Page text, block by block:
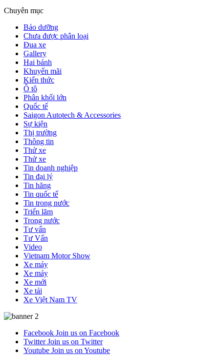
Chuyên mục
Bảo dưỡng
Chưa được phân loại
Đua xe
Gallery
Hai bánh
Khuyến mãi
Kiến thức
Ô tô
Phân khối lớn
Quốc tế
Saigon Autotech & Accessories
Sự kiện
Thị trường
Thông tin
Thử xe
Thử xe
Tin doanh nghiệp
Tin đại lý
Tin hãng
Tin quốc tế
Tin trong nước
Triển lãm
Trong nước
Tư vấn
Tư Vấn
Video
Vietnam Motor Show
Xe máy
Xe máy
Xe mới
Xe tải
Xe Việt Nam TV
Facebook Join us on Facebook
Twitter Join us on Twitter
Youtube Join us on Youtube